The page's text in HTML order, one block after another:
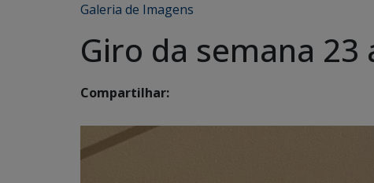
Galeria de Imagens
Giro da semana
Compartilhar: